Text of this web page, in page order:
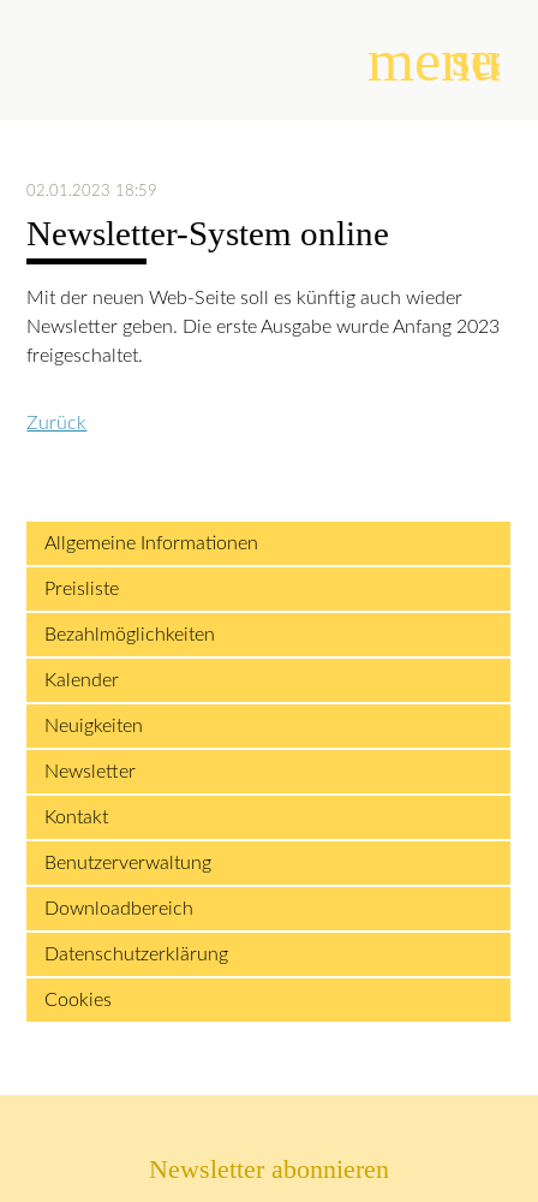
menu
Suchbegriffe
02.01.2023 18:59
Newsletter-System online
Mit der neuen Web-Seite soll es künftig auch wieder
Newsletter geben. Die erste Ausgabe wurde Anfang 2023
freigeschaltet.
Zurück
Allgemeine Informationen
Preisliste
Bezahlmöglichkeiten
Kalender
Neuigkeiten
Newsletter
Kontakt
Benutzerverwaltung
Downloadbereich
Datenschutzerklärung
Cookies
Newsletter abonnieren